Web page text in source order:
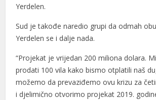
Yerdelen.
Sud je takođe naredio grupi da odmah
Yerdelen se i dalje nada.
“Projekat je vrijedan 200 miliona dolara.
prodati 100 vila kako bismo otplatili naš
možemo da prevaziđemo ovu krizu za
i djelimično otvorimo projekat 2019.